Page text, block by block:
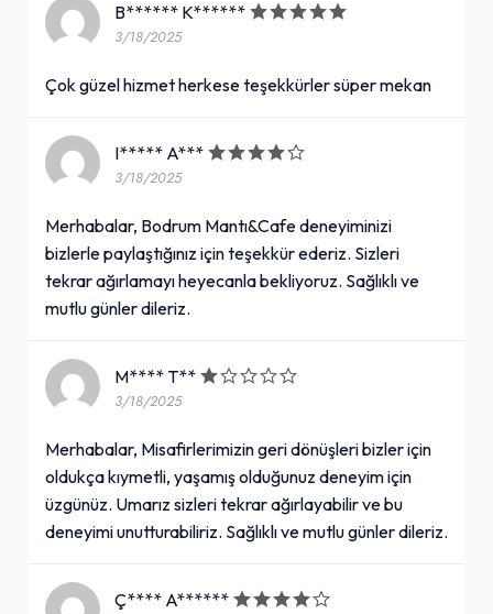
B****** K******
3/18/2025
Çok güzel hizmet herkese teşekkürler süper mekan
I***** A***
3/18/2025
Merhabalar, Bodrum Mantı&Cafe deneyiminizi
bizlerle paylaştığınız için teşekkür ederiz. Sizleri
tekrar ağırlamayı heyecanla bekliyoruz. Sağlıklı ve
mutlu günler dileriz.
M**** T**
3/18/2025
Merhabalar, Misafirlerimizin geri dönüşleri bizler için
oldukça kıymetli, yaşamış olduğunuz deneyim için
üzgünüz. Umarız sizleri tekrar ağırlayabilir ve bu
deneyimi unutturabiliriz. Sağlıklı ve mutlu günler dileriz.
Ç**** A******